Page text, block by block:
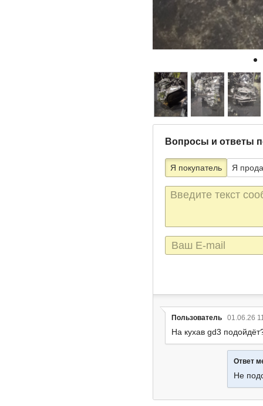
Вопросы и ответы
Я покупатель Я
Текст
сообщения
E-
mail
Пользователь 01.06.26
На кухав gd3
Ответ
Не